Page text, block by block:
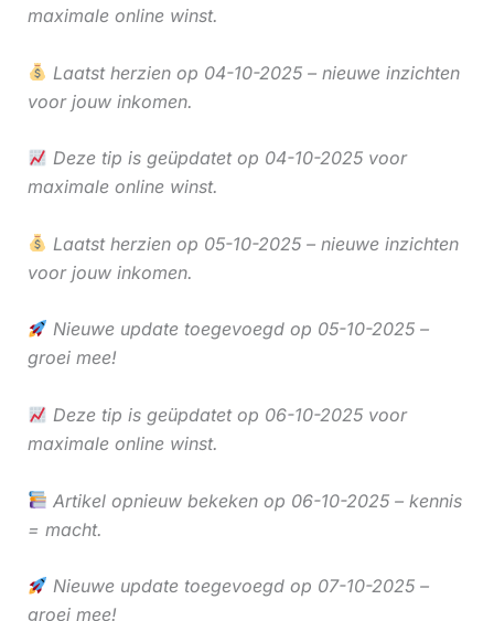
maximale online winst.
Laatst herzien op 04-10-2025 – nieuwe inzichten
voor jouw inkomen.
Deze tip is geüpdatet op 04-10-2025 voor
maximale online winst.
Laatst herzien op 05-10-2025 – nieuwe inzichten
voor jouw inkomen.
Nieuwe update toegevoegd op 05-10-2025 –
groei mee!
Deze tip is geüpdatet op 06-10-2025 voor
maximale online winst.
Artikel opnieuw bekeken op 06-10-2025 – kennis
= macht.
Nieuwe update toegevoegd op 07-10-2025 –
groei mee!